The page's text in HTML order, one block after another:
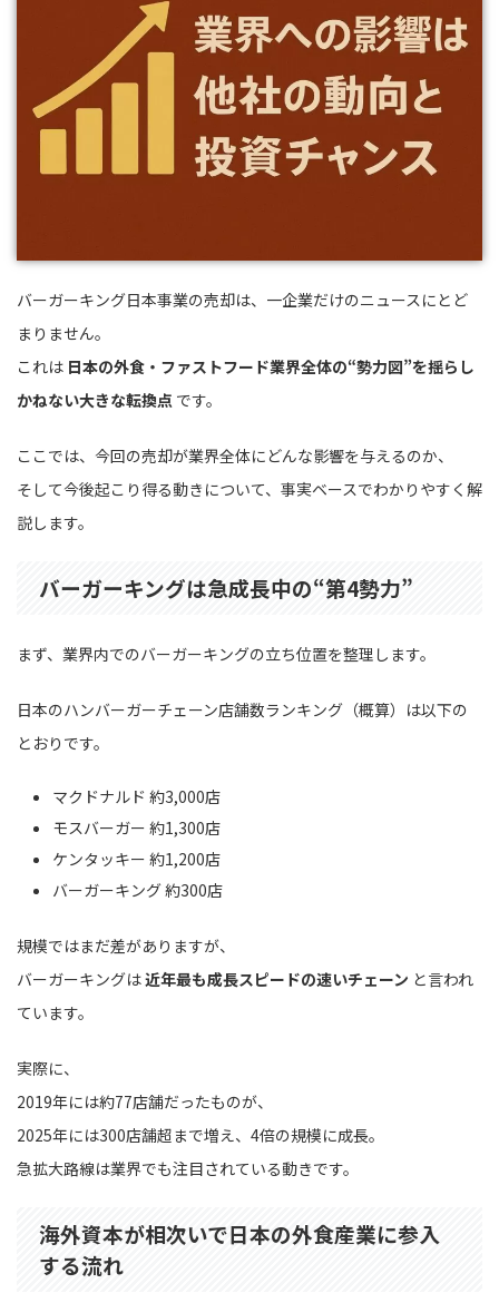
バーガーキング日本事業の売却は、一企業だけのニュースにとど
まりません。
これは 日本の外食・ファストフード業界全体の“勢力図”を揺らし
かねない大きな転換点 です。
ここでは、今回の売却が業界全体にどんな影響を与えるのか、
そして今後起こり得る動きについて、事実ベースでわかりやすく解
説します。
バーガーキングは急成長中の“第4勢力”
まず、業界内でのバーガーキングの立ち位置を整理します。
日本のハンバーガーチェーン店舗数ランキング（概算）は以下の
とおりです。
マクドナルド 約3,000店
モスバーガー 約1,300店
ケンタッキー 約1,200店
バーガーキング 約300店
規模ではまだ差がありますが、
バーガーキングは近年最も成長スピードの速いチェーン と言われ
ています。
実際に、
2019年には約77店舗だったものが、
2025年には300店舗超まで増え、4倍の規模に成長。
急拡大路線は業界でも注目されている動きです。
海外資本が相次いで日本の外食産業に参入
する流れ